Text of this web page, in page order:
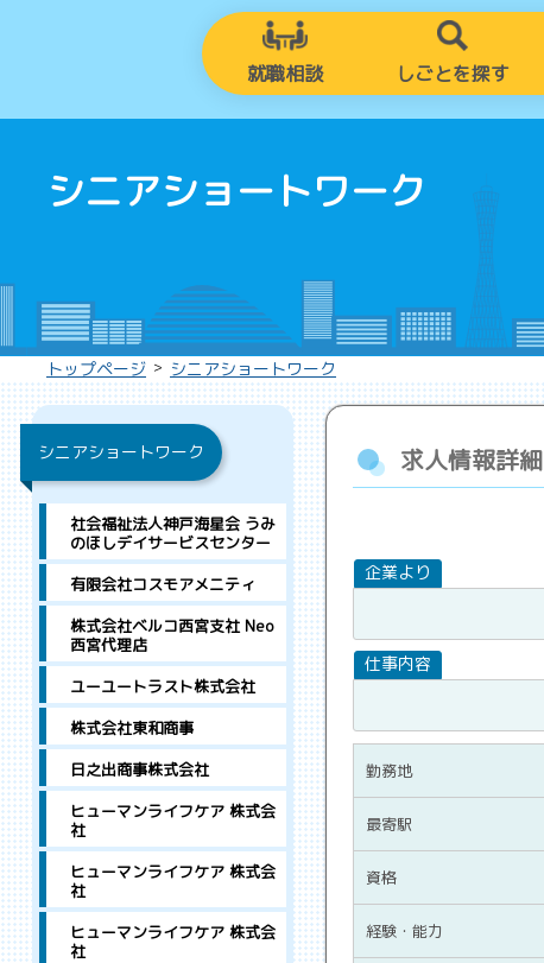
就職相談 しごとを探す
シニアショートワーク
トップページ > シニアショートワーク
求人情報詳細
勤務地
最寄駅
資格
経験・能力
シニアショートワーク
社会福祉法人神戸海星会 うみ
のほしデイサービスセンター
有限会社コスモアメニティ
株式会社ベルコ西宮支社 Neo
西宮代理店
ユーユートラスト株式会社
株式会社東和商事
日之出商事株式会社
ヒューマンライフケア 株式会
社
ヒューマンライフケア 株式会
社
ヒューマンライフケア 株式会
社